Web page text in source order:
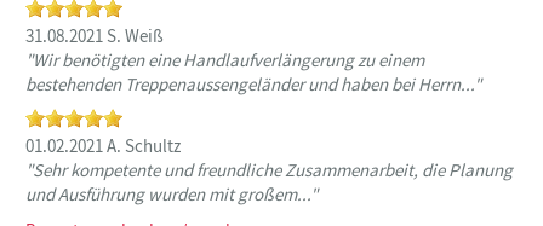
31.08.2021 S. Weiß
"Wir benötigten eine Handlaufverlängerung zu einem
bestehenden Treppenaussengeländer und haben bei Herrn..."
01.02.2021 A. Schultz
"Sehr kompetente und freundliche Zusammenarbeit, die Planung
und Ausführung wurden mit großem..."